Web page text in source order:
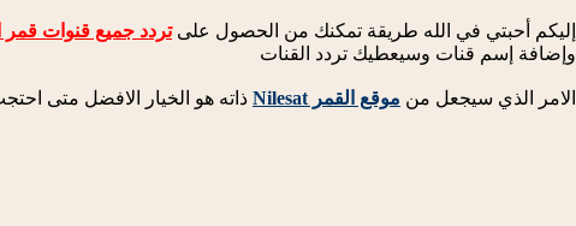
إليكم أحبتي في الله طريقة تمكنك من الحصول علىتردد جميع قنوات قمر
وإضافة إسم قنات وسيعطيك تردد القنات
الامر الذي سيجعل من موقع القمر Nilesat ذاته هو الخيار الافضل متى